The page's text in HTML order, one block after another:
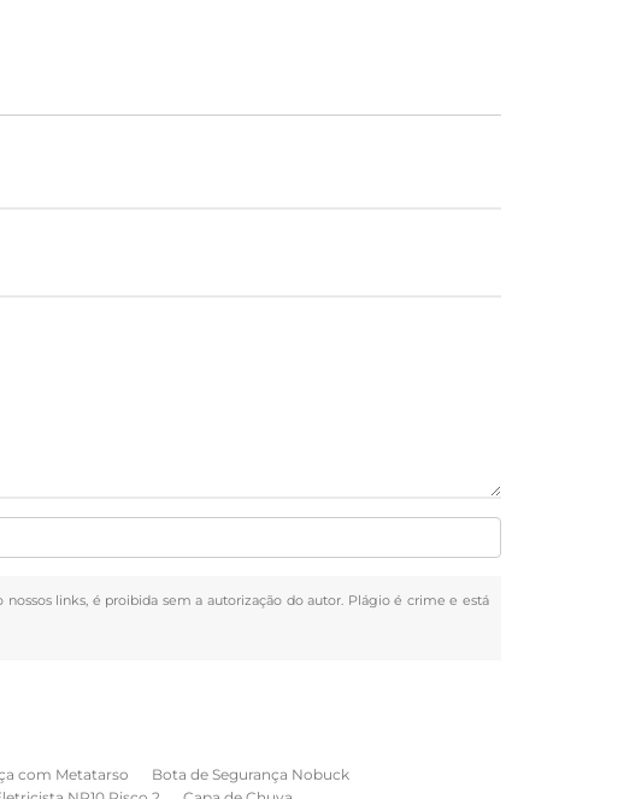
links, é proibida sem a autorização do autor. Plágio é crime e está
com Metatarso
Bota de Segurança Nobuck